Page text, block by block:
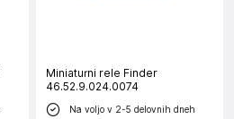
Miniaturni rele Finder
46.52.9.024.0074
Na voljo v 2-5 delovnih dneh